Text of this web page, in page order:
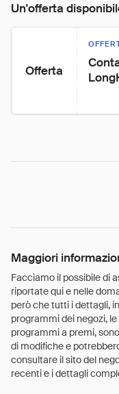
Un'offerta
Offerta
Maggiori
Facciamo il possibile di
riportate qui e nelle
però che tutti i dettagli,
programmi dei negozi,
programmi a premi,
di modifiche e
consultare il sito del
recenti e i dettagli